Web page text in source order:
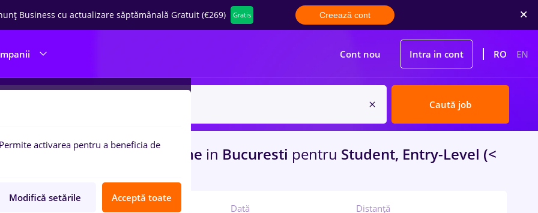
Business cu actualizare săptămânală Gratuit (€269) Gratis Creează cont
Cont nou Intra in cont RO EN
Caută job
de muncajumbo, Part time in Bucuresti pentru Student, Entry-Level (<
Relevanță Dată Distanță
Permite activarea pentru a beneficia de
Modifică setările Acceptă toate